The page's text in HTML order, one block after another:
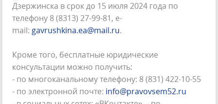
Дзержинска в срок до 15 июля 2024 года по
телефону 8 (8313) 27-99-81, e-
mail: gavrushkina.ea@mail.ru.
Кроме того, бесплатные юридические
консультации можно получить:
- по многоканальному телефону: 8 (831) 422-10-55
- по электронной почте: info@pravovsem52.ru